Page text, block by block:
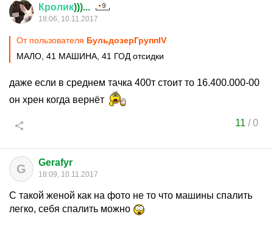
Кролик)))...
18:06, 10.11.2017
От пользователя БульдозерГруппIV
МАЛО, 41 МАШИНА, 41 ГОД отсидки
даже если в среднем тачка 400т стоит то 16.400.000-00
он хрен когда вернёт
11 /0
G Gerafyr
18:09, 10.11.2017
С такой женой как на фото не то что машины спалить
легко, себя спалить можно